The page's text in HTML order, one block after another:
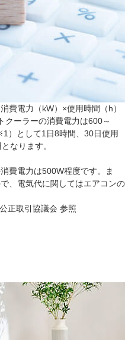
費電力（kW）×使用時間（h）
クーラーの消費電力は600～
）として1日8時間、30日使用
なります。
費電力は500W程度です。ま
、電気代に関してはエアコンの
正取引協議会 参照